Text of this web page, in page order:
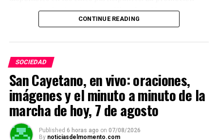
incluye diseños inspirados enKingdom Hearts
, por lo que los asistentes podrán
proyección.
ADVERTISEMENT
CONTINUE READING
SOCIEDAD
San Cayetano, en vivo: oraciones,
imágenes y el minuto a minuto de la
marcha de hoy, 7 de agosto
Published 6 horas ago on 07/08/2026
By noticiasdelmomento.com